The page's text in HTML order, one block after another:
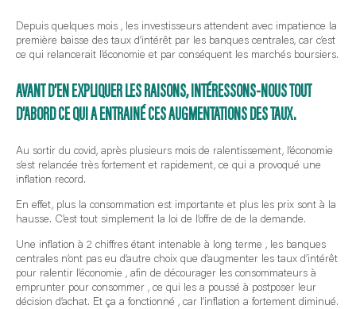
Depuis quelques mois , les investisseurs attendent avec impatience la
première baisse des taux d’intérêt par les banques centrales, car c’est
ce qui relancerait l’économie et par conséquent les marchés boursiers.
AVANT D’EN EXPLIQUER LES RAISONS, INTÉRESSONS-NOUS TOUT
D’ABORD CE QUI A ENTRAINÉ CES AUGMENTATIONS DES TAUX.
Au sortir du covid, après plusieurs mois de ralentissement, l’économie
s’est relancée très fortement et rapidement, ce qui a provoqué une
inflation record.
En effet, plus la consommation est importante et plus les prix sont à la
hausse. C’est tout simplement la loi de l’offre de de la demande.
Une inflation à 2 chiffres étant intenable à long terme , les banques
centrales n’ont pas eu d’autre choix que d’augmenter les taux d’intérêt
pour ralentir l’économie , afin de décourager les consommateurs à
emprunter pour consommer , ce qui les a poussé à postposer leur
décision d’achat. Et ça a fonctionné , car l’inflation a fortement diminué.